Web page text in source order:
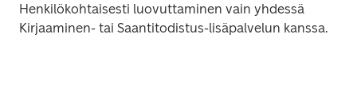
Henkilökohtaisesti luovuttaminen vain yhdessä
Kirjaaminen- tai Saantitodistus-lisäpalvelun kanssa.